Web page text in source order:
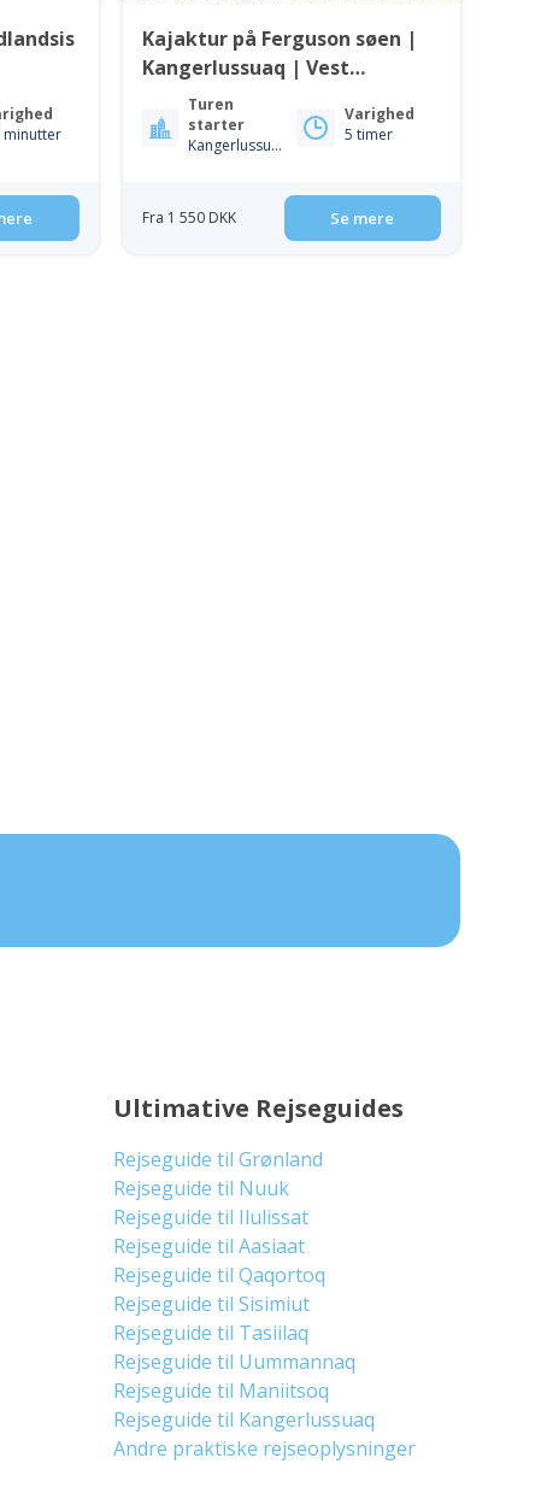
minutter
Kajaktur på Ferguson søen |
Kangerlussuaq | Vest
Greenland
Turen
starter
Kangerlussuaq
Varighed
5 timer
Fra 1 550 DKK Se mere
Ultimative Rejseguides
Rejseguide til Grønland
Rejseguide til Nuuk
Rejseguide til Ilulissat
Rejseguide til Aasiaat
Rejseguide til Qaqortoq
Rejseguide til Sisimiut
Rejseguide til Tasiilaq
Rejseguide til Uummannaq
Rejseguide til Maniitsoq
Rejseguide til Kangerlussuaq
Andre praktiske rejseoplysninger